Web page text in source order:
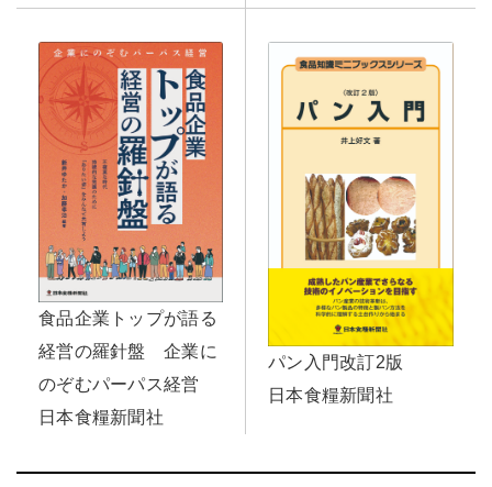
食品企業トップが語る
経営の羅針盤 企業に
のぞむパーパス経営
日本食糧新聞社
パン入門改訂2版
日本食糧新聞社